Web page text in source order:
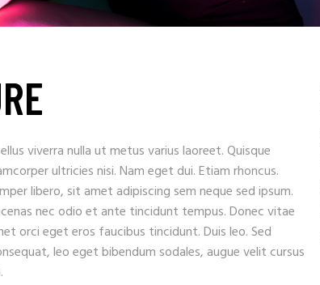
viverra nulla ut metus varius laoreet. Quisque
ultricies nisi. Nam eget dui. Etiam rhoncus.
libero, sit amet adipiscing sem neque sed ipsum.
nec odio et ante tincidunt tempus. Donec vitae
orci eget eros faucibus tincidunt. Duis leo. Sed
leo eget bibendum sodales, augue velit cursus